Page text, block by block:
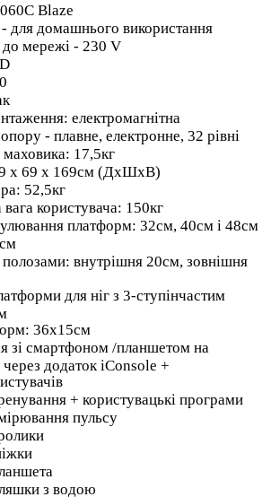
Blaze
для домашнього використання
мережі - 230 V
електромагнітна
- плавне, електронне, 32 рівні
17,5кг
х 69 х 169см (ДхШхВ)
52,5кг
користувача: 150кг
платформ: 32см, 40см і 48см
внутрішня 20см, зовнішня
для ніг з 3-ступінчастим
36х15см
зі смартфоном /планшетом на
додаток iConsole +
+ користувацькі програми
пульсу
з водою